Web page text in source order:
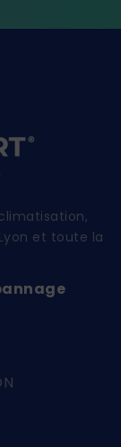
et toute la